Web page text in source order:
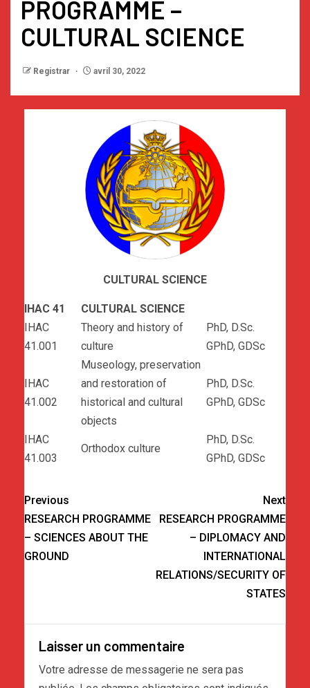
PROGRAMME –
CULTURAL SCIENCE
Registrar avril 30, 2022
CULTURAL SCIENCE
IHAC 41
CULTURAL SCIENCE
IHAC
41.001
Theory and history of
culture
PhD, D.Sc.
GPhD, GDSc
IHAC
41.002
Museology, preservation
and restoration of
historical and cultural
objects
PhD, D.Sc.
GPhD, GDSc
IHAC
41.003
Orthodox culture
PhD, D.Sc.
GPhD, GDSc
Previous
RESEARCH PROGRAMME
– SCIENCES ABOUT THE
GROUND
Next
RESEARCH PROGRAMME
– DIPLOMACY AND
INTERNATIONAL
RELATIONS/SECURITY OF
STATES
Laisser un commentaire
Votre adresse de messagerie ne sera pas